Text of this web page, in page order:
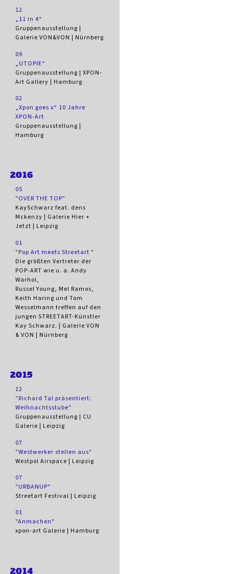
12
„11 in 4“
Gruppenausstellung |
Galerie VON&VON | Nürnberg
09
„UTOPIE“
Gruppenausstellung | XPON-
Art Gallery | Hamburg
02
„Xpon goes x“ 10 Jahre
XPON-Art
Gruppenausstellung |
Hamburg
2016
05
"OVER THE TOP"
KaySchwarz feat. dens
Mckenzy | Galerie Hier +
Jetzt | Leipzig
01
"Pop Art meets Streetart "
Die größten Vertreter der
POP-ART wie u. a. Andy
Warhol,
Russel Young, Mel Ramos,
Keith Haring und Tom
Wesselmann treffen auf den
jungen STREETART-Künstler
Kay Schwarz. | Galerie VON
& VON | Nürnberg
2015
12
"Richard Tal präsentiert:
Weihnachtsstube"
Gruppenausstellung | CU
Galerie | Leipzig
07
"Westwerker stellen aus"
Westpol Airspace | Leipzig
07
"URBANUP"
Streetart Festival | Leipzig
01
"Anmachen"
xpon-art Galerie | Hamburg
2014